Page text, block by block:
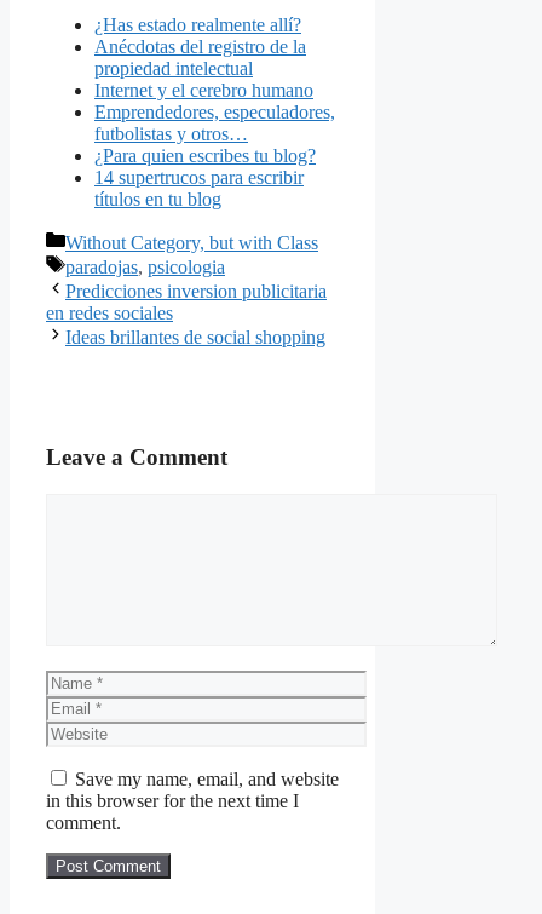
¿Has estado realmente allí?
Anécdotas del registro de la
propiedad intelectual
Internet y el cerebro humano
Emprendedores, especuladores,
futbolistas y otros…
¿Para quien escribes tu blog?
14 supertrucos para escribir
títulos en tu blog
Categories
Without Category, but with Class
Tags
paradojas, psicologia
Predicciones inversion publicitaria
en redes sociales
Ideas brillantes de social shopping
Leave a Comment
Name
Email
Website
Save my name, email, and website
in this browser for the next time I
comment.